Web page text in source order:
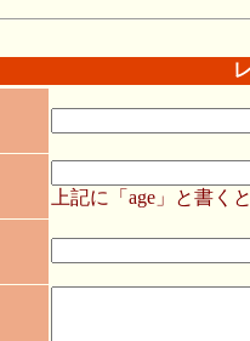
上記に「age」と書く